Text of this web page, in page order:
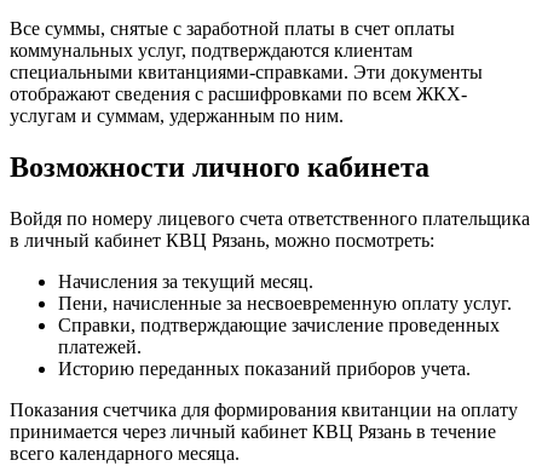
Все суммы, снятые с заработной платы в счет оплаты
коммунальных услуг, подтверждаются клиентам
специальными квитанциями-справками. Эти документы
отображают сведения с расшифровками по всем ЖКХ-
услугам и суммам, удержанным по ним.
Возможности личного кабинета
Войдя по номеру лицевого счета ответственного плательщика
в личный кабинет КВЦ Рязань, можно посмотреть:
Начисления за текущий месяц.
Пени, начисленные за несвоевременную оплату услуг.
Справки, подтверждающие зачисление проведенных
платежей.
Историю переданных показаний приборов учета.
Показания счетчика для формирования квитанции на оплату
принимается через личный кабинет КВЦ Рязань в течение
всего календарного месяца.